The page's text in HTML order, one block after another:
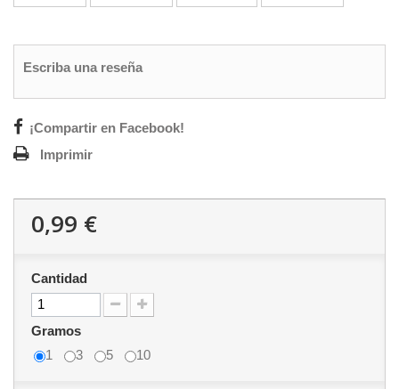
Escriba una reseña
¡Compartir en Facebook!
Imprimir
0,99 €
Cantidad
Gramos
1
3 5 10